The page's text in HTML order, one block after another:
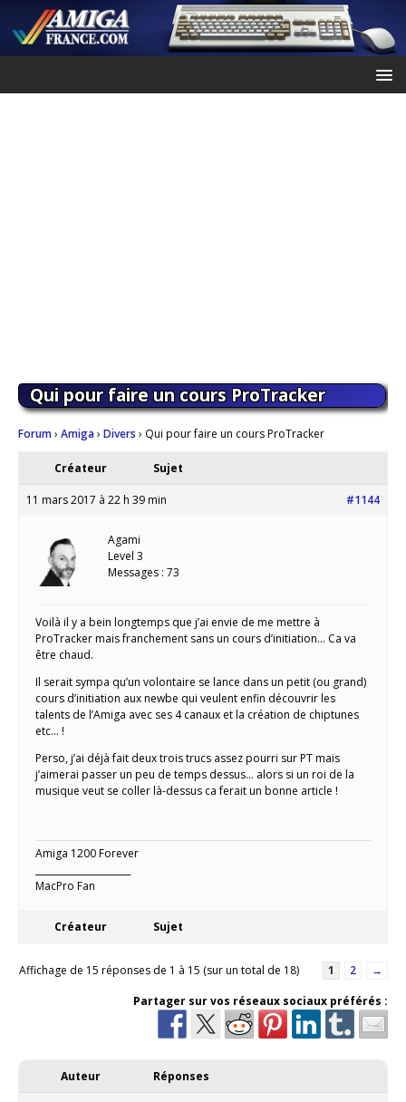
Qui pour faire un cours ProTracker
Forum› Amiga› Divers › Qui pour faire un cours ProTracker
Créateur Sujet
11 mars 2017 à 22 h 39 min #1144
Agami
Level 3
Messages : 73
Voilà il y a bein longtemps que j’ai envie de me mettre à
ProTracker mais franchement sans un cours d’initiation… Ca va
être chaud.
Il serait sympa qu’un volontaire se lance dans un petit (ou grand)
cours d’initiation aux newbe qui veulent enfin découvrir les
talents de l’Amiga avec ses 4 canaux et la création de chiptunes
etc… !
Perso, j’ai déjà fait deux trois trucs assez pourri sur PT mais
j’aimerai passer un peu de temps dessus… alors si un roi de la
musique veut se coller là-dessus ca ferait un bonne article !
Amiga 1200 Forever
MacPro Fan
Créateur Sujet
Affichage de 15 réponses de 1 à 15 (sur un total de 18) 1 2
→
Partager sur vos réseaux sociaux préférés :
Auteur Réponses